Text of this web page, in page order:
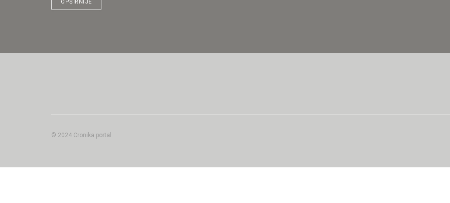
OPŠIRNIJE
© 2024 Cronika portal